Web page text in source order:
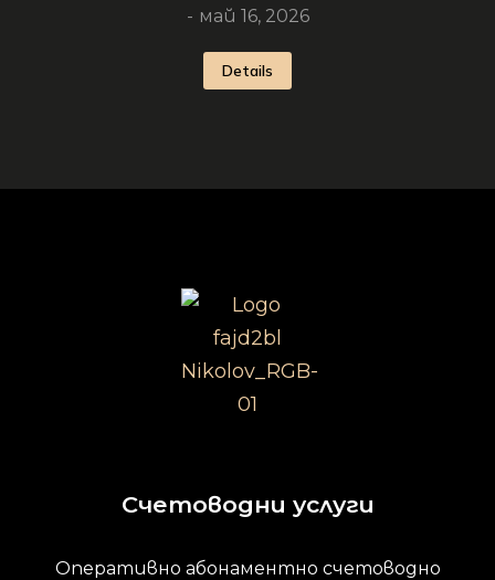
май 16, 2026
Details
Счетоводни услуги
Оперативно абонаментно счетоводно